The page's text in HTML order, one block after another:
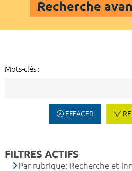
Recherche
Mots-clés :
EFFACER
FILTRES ACTIFS
Par rubrique: Recherche et